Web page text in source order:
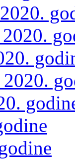
2020.